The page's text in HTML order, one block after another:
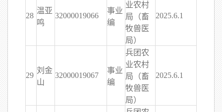
28
温亚
鸣
32000019066
事业
编
业农村
局（畜
牧兽医
局）
2025.6.1
29
刘金
山
32000019067
事业
编
兵团农
业农村
局（畜
牧兽医
局）
2025.6.1